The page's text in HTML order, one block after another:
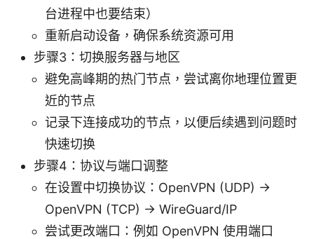
台进程中也要结束）
重新启动设备，确保系统资源可用
步骤3：切换服务器与地区
避免高峰期的热门节点，尝试离你地理位置更
近的节点
记录下连接成功的节点，以便后续遇到问题时
快速切换
步骤4：协议与端口调整
在设置中切换协议：OpenVPN (UDP) →
OpenVPN (TCP) → WireGuard/IP
尝试更改端口：例如 OpenVPN 使用端口